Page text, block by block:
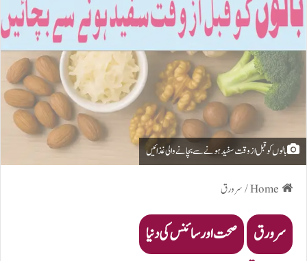
بالوں کو قبل از وقت سفید ہونے سے بچانے والی غذائیں
/سرورق
سرورق صحت اور سائنس کی دنیا